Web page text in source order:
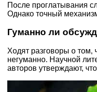
После проглатывания
Однако точный
Гуманно ли
Ходят разговоры о том,
негуманно. Научной
авторов утверждают,